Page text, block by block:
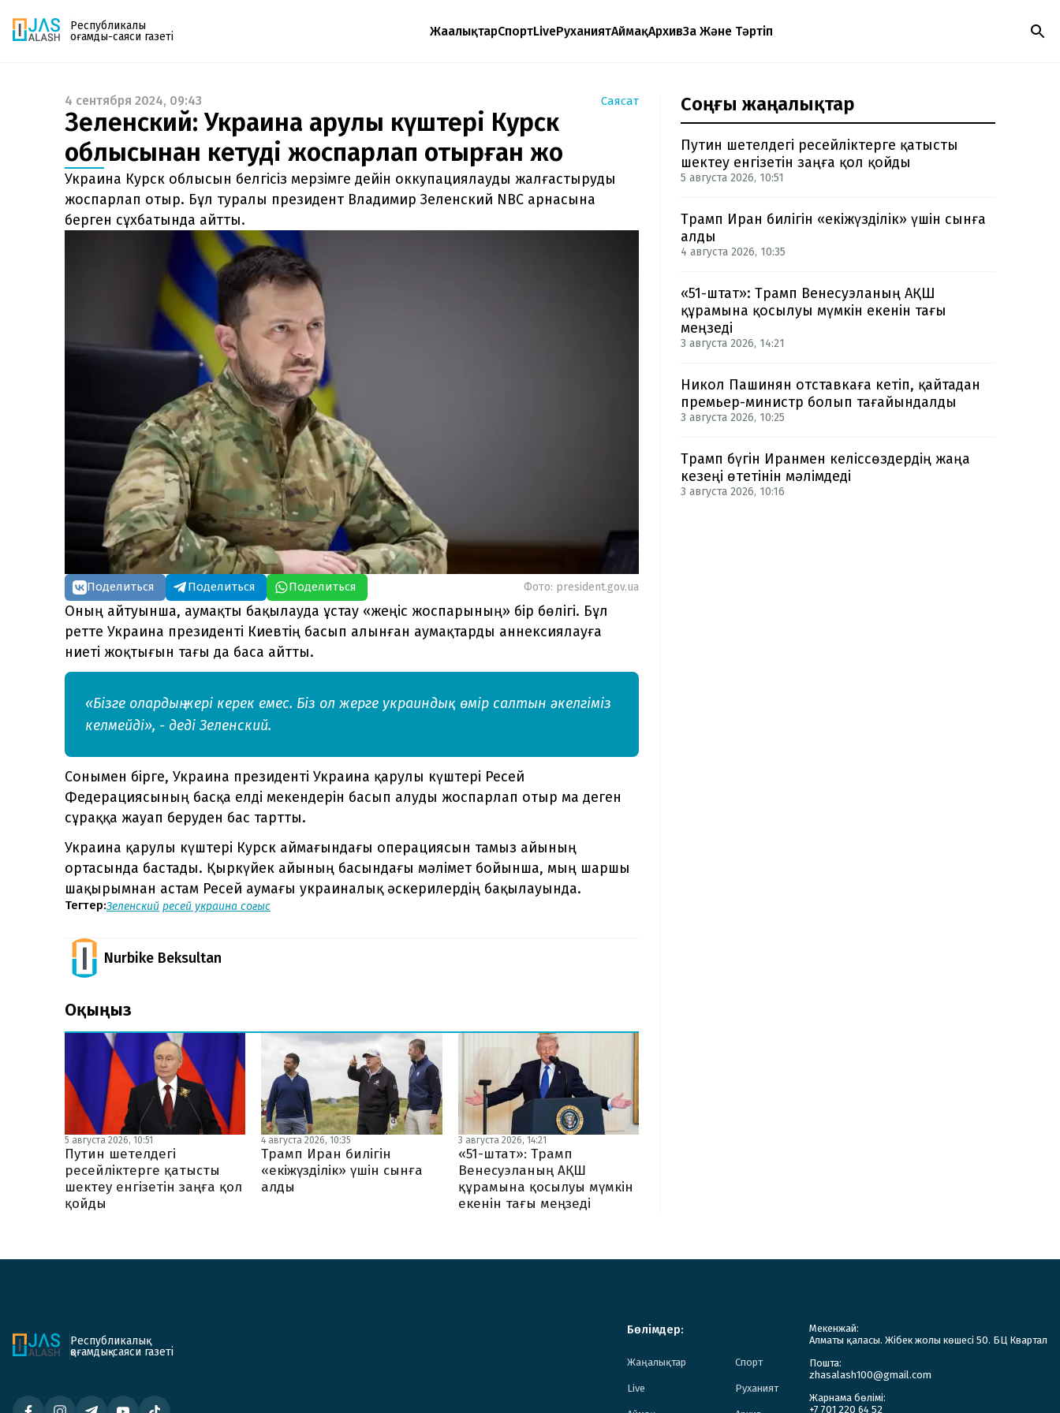
Республикалық
қоғамдық-саяси газеті
ЖаңалықтарСпортLiveРуханиятАймақАрхивЗаң Және Тәртіп
Газетке жазылу
PDF форматтағы газетті ай сайын электронды
поштаңызға алып отырыңыз. Жаңа нөмір
шыққан сәтте сізге бірден жіберіледі. Тек email
енгізіңіз, біз қалғанын өзіміз жібереміз.
4 сентября 2024, 09:43 Саясат
Зеленский: Украина қарулы күштері Курск
облысынан кетуді жоспарлап отырған жоқ
Украина Курск облысын белгісіз мерзімге дейін оккупациялауды жалғастыруды
жоспарлап отыр. Бұл туралы президент Владимир Зеленский NBC арнасына
берген сұхбатында айтты.
Поделиться Поделиться Поделиться Фото: president.gov.ua
Оның айтуынша, аумақты бақылауда ұстау «жеңіс жоспарының» бір бөлігі. Бұл
ретте Украина президенті Киевтің басып алынған аумақтарды аннексиялауға
ниеті жоқтығын тағы да баса айтты.
«Бізге олардың жері керек емес. Біз ол жерге украиндық өмір салтын әкелгіміз
келмейді», - деді Зеленский.
Сонымен бірге, Украина президенті Украина қарулы күштері Ресей
Федерациясының басқа елді мекендерін басып алуды жоспарлап отыр ма деген
сұраққа жауап беруден бас тартты.
Украина қарулы күштері Курск аймағындағы операциясын тамыз айының
ортасында бастады. Қыркүйек айының басындағы мәлімет бойынша, мың шаршы
шақырымнан астам Ресей аумағы украиналық әскерилердің бақылауында.
Тегтер:Зеленский ресей украина соғыс
Nurbike Beksultan
Оқыңыз
5 августа 2026, 10:51
Путин шетелдегі
ресейліктерге қатысты
шектеу енгізетін заңға қол
қойды
4 августа 2026, 10:35
Трамп Иран билігін
«екіжүзділік» үшін сынға
алды
3 августа 2026, 14:21
«51-штат»: Трамп
Венесуэланың АҚШ
құрамына қосылуы мүмкін
екенін тағы меңзеді
Соңғы жаңалықтар
Путин шетелдегі ресейліктерге қатысты
шектеу енгізетін заңға қол қойды
5 августа 2026, 10:51
Трамп Иран билігін «екіжүзділік» үшін сынға
алды
4 августа 2026, 10:35
«51-штат»: Трамп Венесуэланың АҚШ
құрамына қосылуы мүмкін екенін тағы
меңзеді
3 августа 2026, 14:21
Никол Пашинян отставкаға кетіп, қайтадан
премьер-министр болып тағайындалды
3 августа 2026, 10:25
Трамп бүгін Иранмен келіссөздердің жаңа
кезеңі өтетінін мәлімдеді
3 августа 2026, 10:16
Республикалық
қоғамдық-саяси газеті
Бөлімдер:
Жаңалықтар Спорт
Live Руханият
Мекенжай:
Алматы қаласы. Жібек жолы көшесі 50. БЦ Квартал
Пошта:
zhasalash100@gmail.com
Жарнама бөлімі:
+7 701 220 64 52